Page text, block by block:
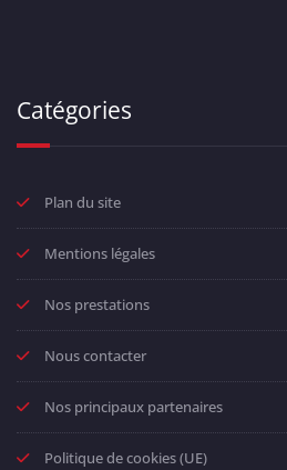
Catégories
Plan du site
Mentions légales
Nos prestations
Nous contacter
Nos principaux partenaires
Politique de cookies (UE)